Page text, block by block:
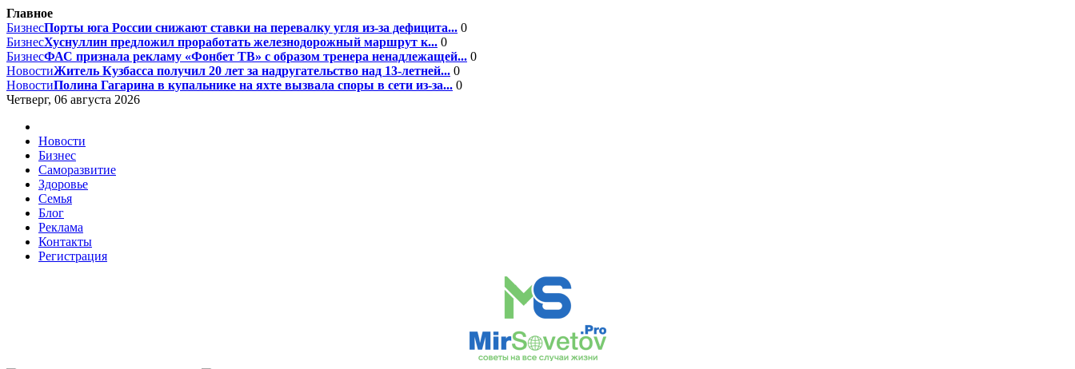
Главное
БизнесПорты юга России снижают ставки на перевалку угля из-за дефицита... 0
БизнесХуснуллин предложил проработать железнодорожный маршрут к... 0
БизнесФАС признала рекламу «Фонбет ТВ» с образом тренера ненадлежащей... 0
НовостиЖитель Кузбасса получил 20 лет за надругательство над 13-летней... 0
НовостиПолина Гагарина в купальнике на яхте вызвала споры в сети из-за... 0
Четверг, 06 августа 2026
Новости
Бизнес
Саморазвитие
Здоровье
Семья
Блог
Реклама
Контакты
Регистрация